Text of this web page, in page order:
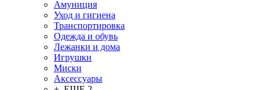
Амуниция
Уход и гигиена
Транспортировка
Одежда и обувь
Лежанки и дома
Игрушки
Миски
Аксессуары